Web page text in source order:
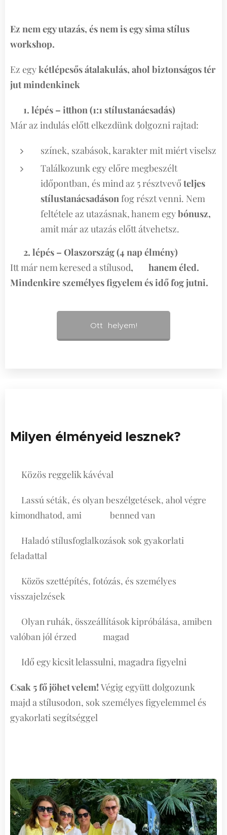
Ez nem egy utazás, és nem is egy sima stílus
workshop.
Ez egykétlépcsős átalakulás, ahol biztonságos tér
jut mindenkinek
1. lépés – itthon (1:1 stílustanácsadás)
Már az indulás előtt elkezdünk dolgozni rajtad:
színek, szabások, karakter mit miért viselsz
Találkozunk egy előre megbeszélt
időpontban, és mind az 5 résztvevő teljes
stílustanácsadásonfog részt venni. Nem
feltétele az utazásnak, hanem egybónusz,
amit már az utazás előtt átvehetsz.
2. lépés – Olaszország (4 nap élmény)
Itt már nem keresed a stílusod,
hanem éled.
Mindenkire személyes figyelem és idő fog jutni.
Ott helyem!
Milyen élményeid lesznek?
Közös reggelik kávéval
Lassú séták, és olyan beszélgetések, ahol végre
kimondhatod, ami benned van
Haladó stílusfoglalkozások sok gyakorlati
feladattal
Közös szettépítés, fotózás, és személyes
visszajelzések
Olyan ruhák, összeállítások kipróbálása, amiben
valóban jól érzed magad
Idő egy kicsit lelassulni, magadra figyelni
Csak 5 fő jöhet velem! Végig együtt dolgozunk
majd a stílusodon, sok személyes figyelemmel és
gyakorlati segítséggel